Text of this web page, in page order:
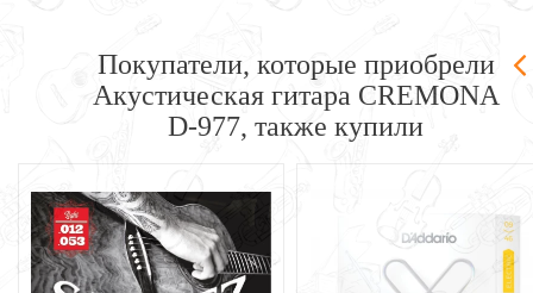
Покупатели, которые приобрели
Акустическая гитара CREMONA
D-977, также купили